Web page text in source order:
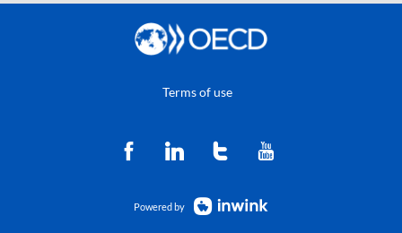
Terms of use
Powered by